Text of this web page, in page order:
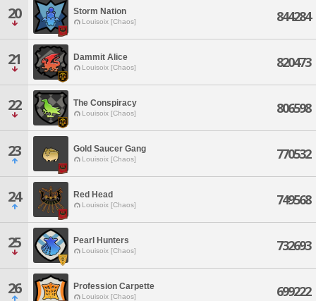
20 Storm Nation
Louisoix [Chaos] 844284
21 Dammit Alice
Louisoix [Chaos] 820473
22 The Conspiracy
Louisoix [Chaos] 806598
23 Gold Saucer Gang
Louisoix [Chaos] 770532
24 Red Head
Louisoix [Chaos] 749568
25 Pearl Hunters
Louisoix [Chaos] 732693
26 Profession Carpette
Louisoix [Chaos] 699222